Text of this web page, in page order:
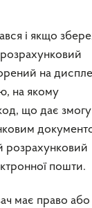
і якщо
на
на якому
що дає змогу
розрахунковий
пошти.
має право або